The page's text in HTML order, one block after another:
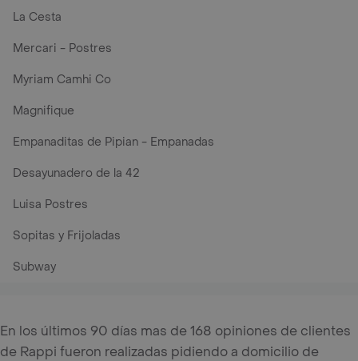
La Cesta
Mercari - Postres
Myriam Camhi Co
Magnifique
Empanaditas de Pipian - Empanadas
Desayunadero de la 42
Luisa Postres
Sopitas y Frijoladas
Subway
En los últimos 90 días mas de 168 opiniones de clientes
de Rappi fueron realizadas pidiendo a domicilio de